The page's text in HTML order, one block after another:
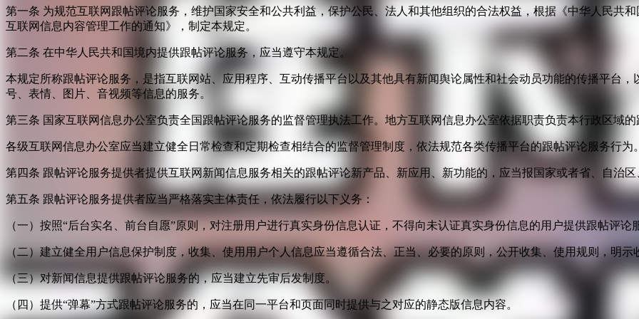
第一条 为规范互联网跟帖评论服务，维护国家安全和公共利益，保护公民、法人和其他组织的合法权益，根据《中华人民共
互联网信息内容管理工作的通知》，制定本规定。
第二条 在中华人民共和国境内提供跟帖评论服务，应当遵守本规定。
本规定所称跟帖评论服务，是指互联网站、应用程序、互动传播平台以及其他具有新闻舆论属性和社会动员功能的传播平台
号、表情、图片、音视频等信息的服务。
第三条 国家互联网信息办公室负责全国跟帖评论服务的监督管理执法工作。地方互联网信息办公室依据职责负责本行政区域
各级互联网信息办公室应当建立健全日常检查和定期检查相结合的监督管理制度，依法规范各类传播平台的跟帖评论服务行为
第四条 跟帖评论服务提供者提供互联网新闻信息服务相关的跟帖评论新产品、新应用、新功能的，应当报国家或者省、自治
第五条 跟帖评论服务提供者应当严格落实主体责任，依法履行以下义务：
（一）按照“后台实名、前台自愿”原则，对注册用户进行真实身份信息认证，不得向未认证真实身份信息的用户提供跟帖评论
（二）建立健全用户信息保护制度，收集、使用用户个人信息应当遵循合法、正当、必要的原则，公开收集、使用规则，明
（三）对新闻信息提供跟帖评论服务的，应当建立先审后发制度。
（四）提供“弹幕”方式跟帖评论服务的，应当在同一平台和页面同时提供与之对应的静态版信息内容。